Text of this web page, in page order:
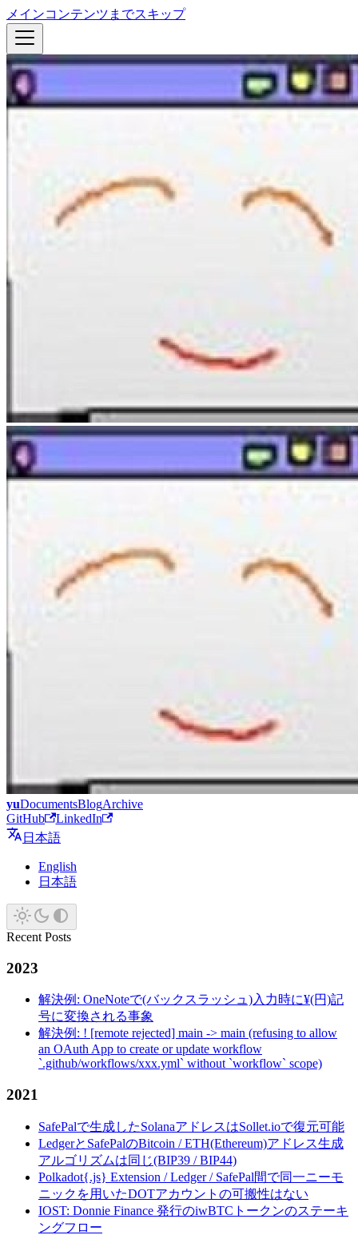
メインコンテンツまでスキップ
yuDocumentsBlogArchive
GitHub
LinkedIn
日本語
English
日本語
Recent Posts
2023
解決例: OneNoteで(バックスラッシュ)入力時に¥(円)記
号に変換される事象
解決例: ! [remote rejected] main -> main (refusing to allow
an OAuth App to create or update workflow
`.github/workflows/xxx.yml` without `workflow` scope)
2021
SafePalで生成したSolanaアドレスはSollet.ioで復元可能
LedgerとSafePalのBitcoin / ETH(Ethereum)アドレス生成
アルゴリズムは同じ(BIP39 / BIP44)
Polkadot{.js} Extension / Ledger / SafePal間で同一ニーモ
ニックを用いたDOTアカウントの可搬性はない
IOST: Donnie Finance 発行のiwBTCトークンのステーキ
ングフロー